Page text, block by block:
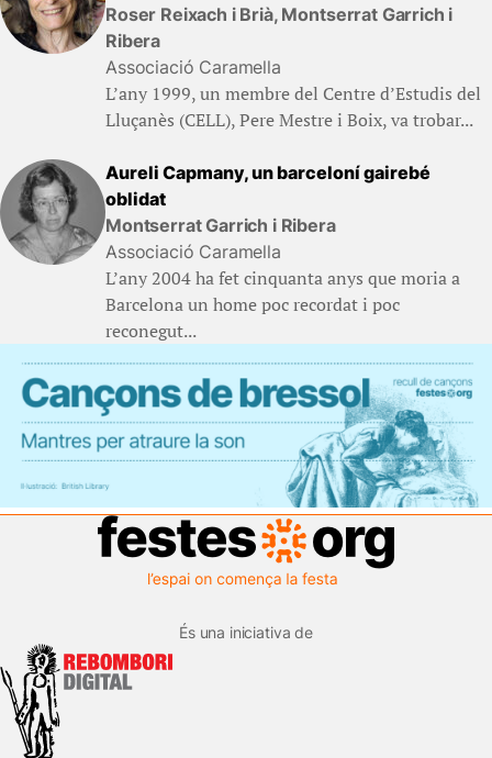
Roser Reixach i Brià, Montserrat Garrich i
Ribera
Associació Caramella
L’any 1999, un membre del Centre d’Estudis del
Lluçanès (CELL), Pere Mestre i Boix, va trobar...
Aureli Capmany, un barceloní gairebé
oblidat
Montserrat Garrich i Ribera
Associació Caramella
L’any 2004 ha fet cinquanta anys que moria a
Barcelona un home poc recordat i poc
reconegut...
És una iniciativa de